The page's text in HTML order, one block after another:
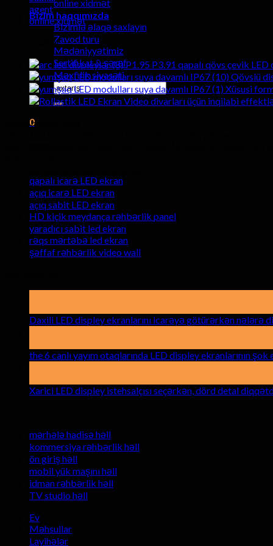
online xidmət
Bizim haqqımızda
Bizimlə əlaqə saxlayın
Zavod turu
Mədəniyyətimiz
Sertifikat & şərəf
Məxfilik siyasəti
Axtarmaq:
0
agent
online xidmət
İsti məhsullar
P1.95 P3.91 qapalı qövs çevik
Qövslü
Xüsusi
Video divarları üçün inqilabi
Bizim haqqımızda
qapalı icarə LED ekran
açıq icarə LED ekran
açıq sabit LED ekran
HD kiçik meydança rəhbərlik panel
yaradıcı sabit led ekran
rəqs mərtəbə led ekran
şəffaf rəhbərlik video wall
Daxili LED displey ekranlarını icarəyə götürərkən nələrə
the 6 canlı yayım otaqlarında LED displey ekranlarının
Xarici LED displey istehsalçısı seçərkən, dörd detal
mərhələ hadisə həll
kommersiya rəhbərlik həll
ön giriş həll
mobil yük maşını həll
idman rəhbərlik həll
TV studio həll
Ev
Məhsullar
Layihələr